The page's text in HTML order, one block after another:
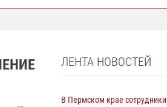
ЛЕНТА НОВОСТЕЙ
В Пермском крае сотрудники